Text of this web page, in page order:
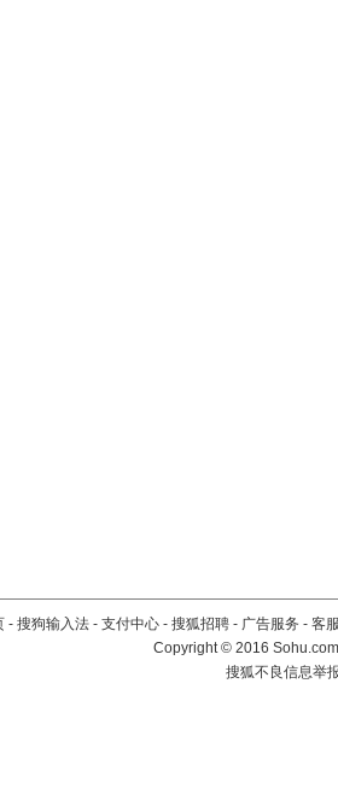
- 搜狗输入法 - 支付中心 - 搜狐招聘 - 广告服务 - 客
Copyright©2016
搜狐不良信息举